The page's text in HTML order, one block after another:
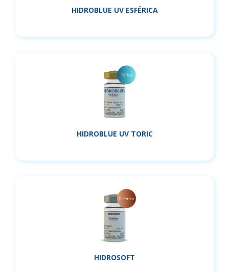
HIDROBLUE UV ESFÉRICA
HIDROBLUE UV TORIC
HIDROSOFT